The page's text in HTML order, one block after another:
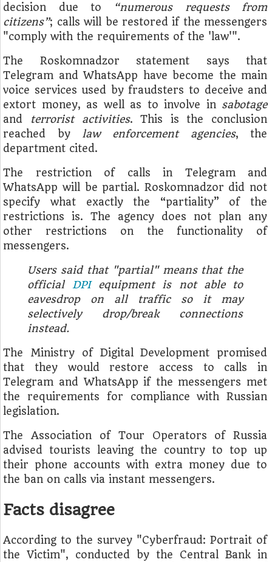
decision due to
“numerous requests from
citizens”; calls will be restored if the messengers
"comply with the requirements of the 'law'".
The Roskomnadzor statement says that
Telegram and WhatsApp have become the main
voice services used by fraudsters to deceive and
extort money, as well as to involve in sabotage
and terrorist activities. This is the conclusion
reached by law enforcement agencies, the
department cited.
The restriction of calls in Telegram and
WhatsApp will be partial. Roskomnadzor did not
specify what exactly the “partiality” of the
restrictions is. The agency does not plan any
other restrictions on the functionality of
messengers.
Users said that "partial" means that the
official DPIequipment is not able to
eavesdrop on all traffic so it may
selectively drop/break connections
instead.
The Ministry of Digital Development promised
that they would restore access to calls in
Telegram and WhatsApp if the messengers met
the requirements for compliance with Russian
legislation.
The Association of Tour Operators of Russia
advised tourists leaving the country to top up
their phone accounts with extra money due to
the ban on calls via instant messengers.
Facts disagree
According to the survey "Cyberfraud: Portrait of
the Victim", conducted by the Central Bank in